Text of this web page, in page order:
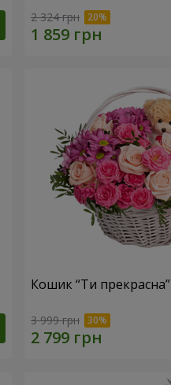
2 324 грн
Кошик “Ти прекрасна”
3 999 грн